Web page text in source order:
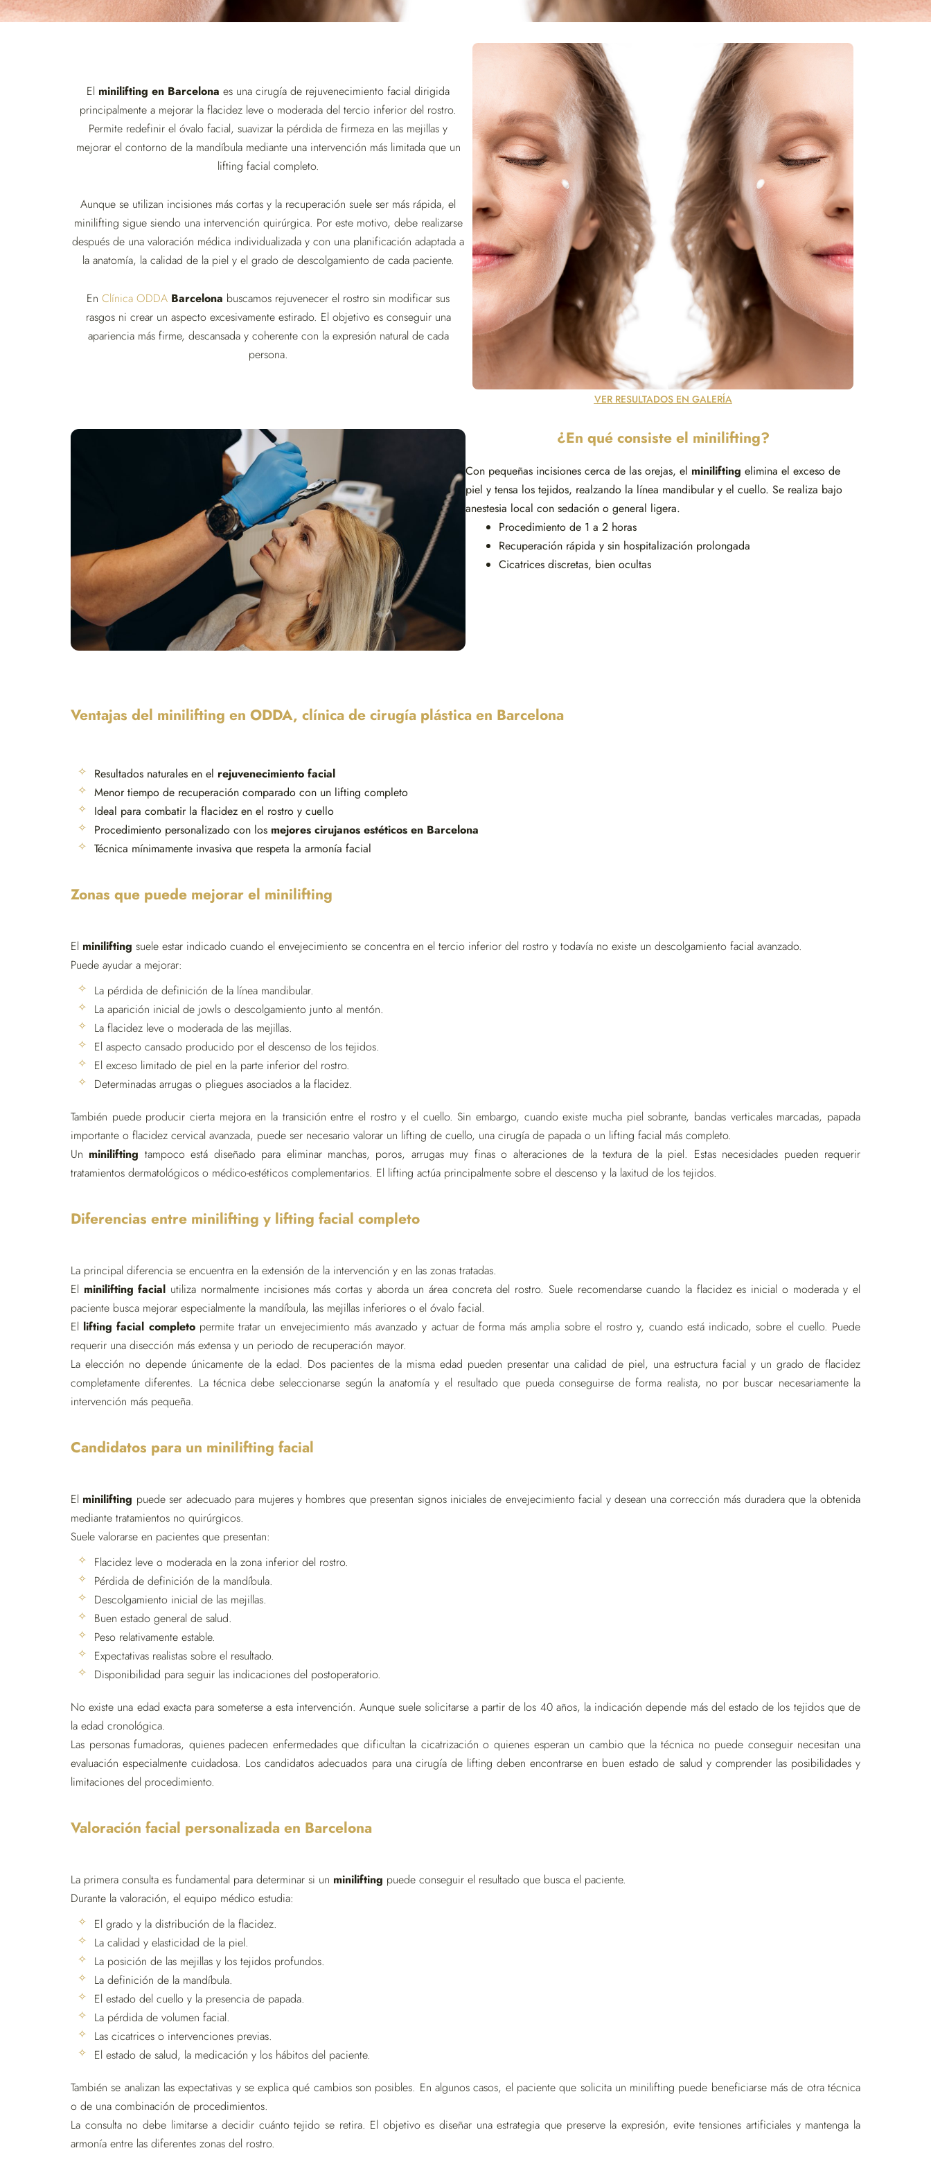
El minilifting en Barcelona es una cirugía de rejuvenecimiento facial dirigida
principalmente a mejorar la flacidez leve o moderada del tercio inferior del rostro.
Permite redefinir el óvalo facial, suavizar la pérdida de firmeza en las mejillas y
mejorar el contorno de la mandíbula mediante una intervención más limitada que un
lifting facial completo.
Aunque se utilizan incisiones más cortas y la recuperación suele ser más rápida, el
minilifting sigue siendo una intervención quirúrgica. Por este motivo, debe realizarse
después de una valoración médica individualizada y con una planificación adaptada a
la anatomía, la calidad de la piel y el grado de descolgamiento de cada paciente.
En Clínica ODDA Barcelona buscamos rejuvenecer el rostro sin modificar sus
rasgos ni crear un aspecto excesivamente estirado. El objetivo es conseguir una
apariencia más firme, descansada y coherente con la expresión natural de cada
persona.
VER RESULTADOS EN GALERÍA
¿En qué consiste el minilifting?
Con pequeñas incisiones cerca de las orejas, el minilifting elimina el exceso de
piel y tensa los tejidos, realzando la línea mandibular y el cuello. Se realiza bajo
anestesia local con sedación o general ligera.
Procedimiento de 1 a 2 horas
Recuperación rápida y sin hospitalización prolongada
Cicatrices discretas, bien ocultas
Ventajas del minilifting en ODDA, clínica de cirugía plástica en Barcelona
Resultados naturales en el rejuvenecimiento facial
Menor tiempo de recuperación comparado con un lifting completo
Ideal para combatir la flacidez en el rostro y cuello
Procedimiento personalizado con los mejores cirujanos estéticos en Barcelona
Técnica mínimamente invasiva que respeta la armonía facial
Zonas que puede mejorar el minilifting
El minilifting suele estar indicado cuando el envejecimiento se concentra en el tercio inferior del rostro y todavía no existe un descolgamiento facial avanzado.
Puede ayudar a mejorar:
La pérdida de definición de la línea mandibular.
La aparición inicial de jowls o descolgamiento junto al mentón.
La flacidez leve o moderada de las mejillas.
El aspecto cansado producido por el descenso de los tejidos.
El exceso limitado de piel en la parte inferior del rostro.
Determinadas arrugas o pliegues asociados a la flacidez.
También puede producir cierta mejora en la transición entre el rostro y el cuello. Sin embargo, cuando existe mucha piel sobrante, bandas verticales marcadas, papada
importante o flacidez cervical avanzada, puede ser necesario valorar un lifting de cuello, una cirugía de papada o un lifting facial más completo.
Un minilifting tampoco está diseñado para eliminar manchas, poros, arrugas muy finas o alteraciones de la textura de la piel. Estas necesidades pueden requerir
tratamientos dermatológicos o médico-estéticos complementarios. El lifting actúa principalmente sobre el descenso y la laxitud de los tejidos.
Diferencias entre minilifting y lifting facial completo
La principal diferencia se encuentra en la extensión de la intervención y en las zonas tratadas.
El minilifting facial utiliza normalmente incisiones más cortas y aborda un área concreta del rostro. Suele recomendarse cuando la flacidez es inicial o moderada y el
paciente busca mejorar especialmente la mandíbula, las mejillas inferiores o el óvalo facial.
El lifting facial completopermite tratar un envejecimiento más avanzado y actuar de forma más amplia sobre el rostro y, cuando está indicado, sobre el cuello. Puede
requerir una disección más extensa y un periodo de recuperación mayor.
La elección no depende únicamente de la edad. Dos pacientes de la misma edad pueden presentar una calidad de piel, una estructura facial y un grado de flacidez
completamente diferentes. La técnica debe seleccionarse según la anatomía y el resultado que pueda conseguirse de forma realista, no por buscar necesariamente la
intervención más pequeña.
Candidatos para un minilifting facial
El minilifting puede ser adecuado para mujeres y hombres que presentan signos iniciales de envejecimiento facial y desean una corrección más duradera que la obtenida
mediante tratamientos no quirúrgicos.
Suele valorarse en pacientes que presentan:
Flacidez leve o moderada en la zona inferior del rostro.
Pérdida de definición de la mandíbula.
Descolgamiento inicial de las mejillas.
Buen estado general de salud.
Peso relativamente estable.
Expectativas realistas sobre el resultado.
Disponibilidad para seguir las indicaciones del postoperatorio.
No existe una edad exacta para someterse a esta intervención. Aunque suele solicitarse a partir de los 40 años, la indicación depende más del estado de los tejidos que de
la edad cronológica.
Las personas fumadoras, quienes padecen enfermedades que dificultan la cicatrización o quienes esperan un cambio que la técnica no puede conseguir necesitan una
evaluación especialmente cuidadosa. Los candidatos adecuados para una cirugía de lifting deben encontrarse en buen estado de salud y comprender las posibilidades y
limitaciones del procedimiento.
Valoración facial personalizada en Barcelona
La primera consulta es fundamental para determinar si un minilifting puede conseguir el resultado que busca el paciente.
Durante la valoración, el equipo médico estudia:
El grado y la distribución de la flacidez.
La calidad y elasticidad de la piel.
La posición de las mejillas y los tejidos profundos.
La definición de la mandíbula.
El estado del cuello y la presencia de papada.
La pérdida de volumen facial.
Las cicatrices o intervenciones previas.
El estado de salud, la medicación y los hábitos del paciente.
También se analizan las expectativas y se explica qué cambios son posibles. En algunos casos, el paciente que solicita un minilifting puede beneficiarse más de otra técnica
o de una combinación de procedimientos.
La consulta no debe limitarse a decidir cuánto tejido se retira. El objetivo es diseñar una estrategia que preserve la expresión, evite tensiones artificiales y mantenga la
armonía entre las diferentes zonas del rostro.